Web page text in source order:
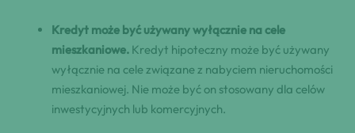
Kredyt może być używany wyłącznie na cele
mieszkaniowe. Kredyt hipoteczny może być używany
wyłącznie na cele związane z nabyciem nieruchomości
mieszkaniowej. Nie może być on stosowany dla celów
inwestycyjnych lub komercyjnych.